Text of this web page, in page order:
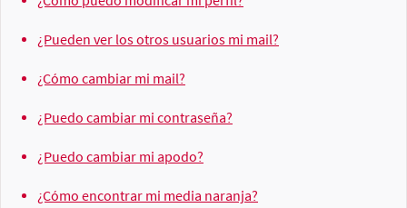
¿Pueden ver los otros usuarios mi mail?
¿Cómo cambiar mi mail?
¿Puedo cambiar mi contraseña?
¿Puedo cambiar mi apodo?
¿Cómo encontrar mi media naranja?